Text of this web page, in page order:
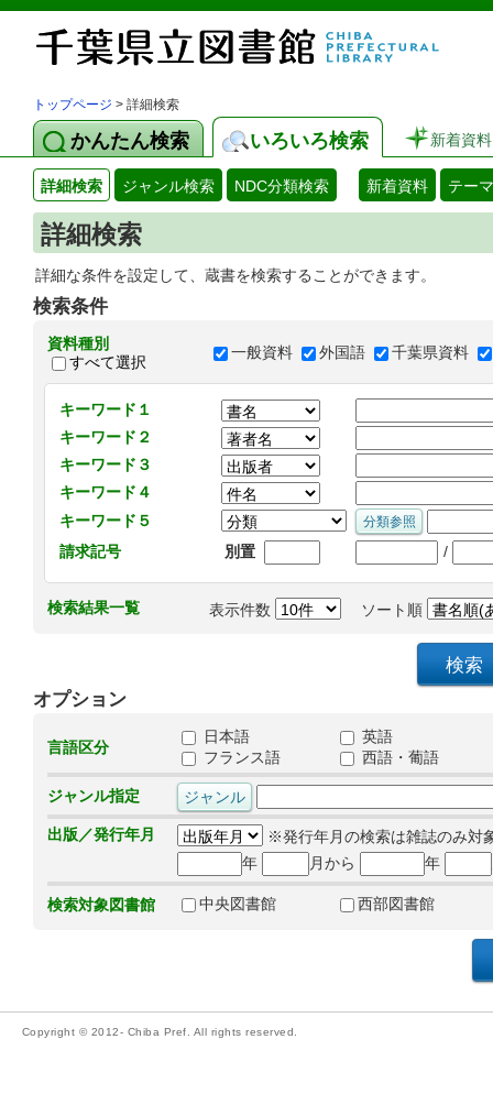
トップページ > 詳細検索
かんたん検索 いろいろ検索 新着資料
詳細検索 ジャンル検索 NDC分類検索 新着資料 テー
詳細検索
詳細な条件を設定して、蔵書を検索することができます。
検索条件
資料種別
すべて選択
一般資料 外国語 千葉県資料
キーワード１
キーワード２
キーワード３
キーワード４
キーワード５
請求記号
別置 /
検索結果一覧 表示件数 ソート順
オプション
言語区分
日本語
英語
フランス語
西語・葡語
ジャンル指定
出版／発行年月
※発行年月の検索は雑誌のみ対
年
月から 年
検索対象図書館 中央図書館 西部図書館
Copyright © 2012- Chiba Pref. All rights reserved.